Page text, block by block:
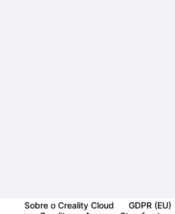
Sobre o Creality Cloud GDPR (EU)